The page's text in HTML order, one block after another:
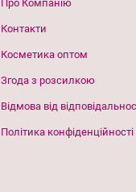
Про Компанію
Контакти
Косметика оптом
Згода з розсилкою
Відмова від
Політика